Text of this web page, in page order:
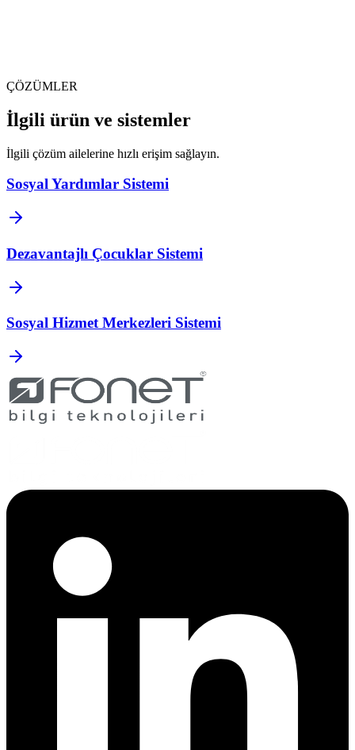
ÇÖZÜMLER
İlgili ürün ve sistemler
İlgili çözüm ailelerine hızlı erişim sağlayın.
Sosyal Yardımlar Sistemi
Dezavantajlı Çocuklar Sistemi
Sosyal Hizmet Merkezleri Sistemi